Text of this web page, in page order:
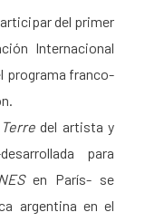
del primer
Internacional
programa franco-
del artista y
para
en París- se
argentina en el